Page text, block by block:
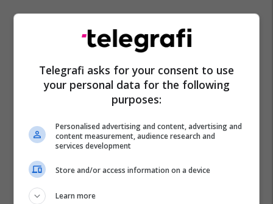
Telegrafi asks for your consent to use
your personal data for the following
purposes:
Personalised advertising and content, advertising and
content measurement, audience research and
services development
Store and/or access information on a device
Learn more